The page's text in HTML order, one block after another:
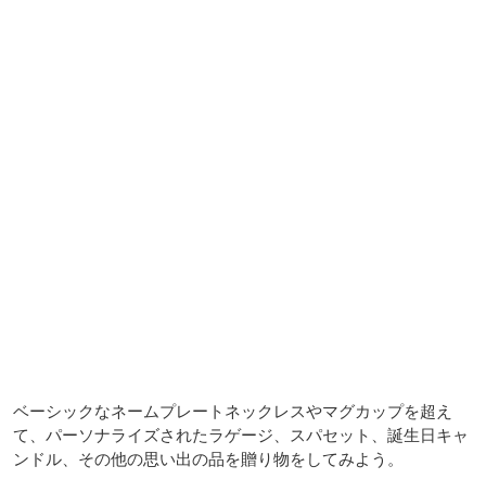
ベーシックなネームプレートネックレスやマグカップを超え
て、パーソナライズされたラゲージ、スパセット、誕生日キャ
ンドル、その他の思い出の品を贈り物をしてみよう。